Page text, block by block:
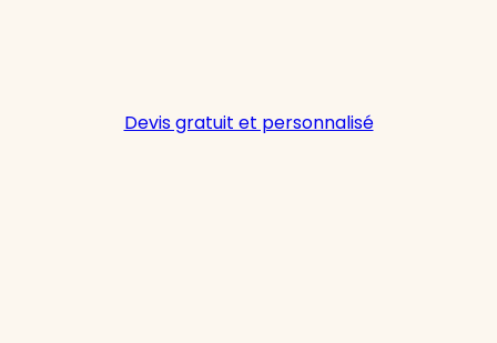
Devis gratuit et personnalisé